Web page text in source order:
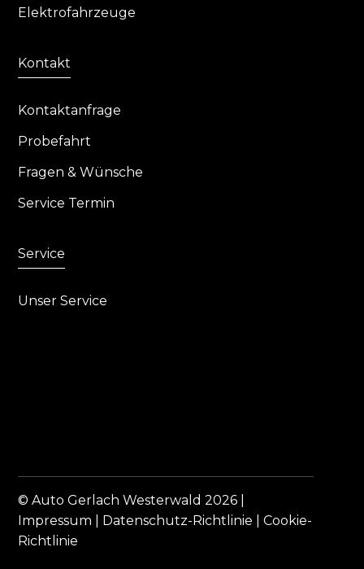
Elektrofahrzeuge
Kontakt
Kontaktanfrage
Probefahrt
Fragen & Wünsche
Service Termin
Service
Unser Service
© Auto Gerlach Westerwald 2026 |
Impressum
Datenschutz-Richtlinie |Cookie-
Richtlinie